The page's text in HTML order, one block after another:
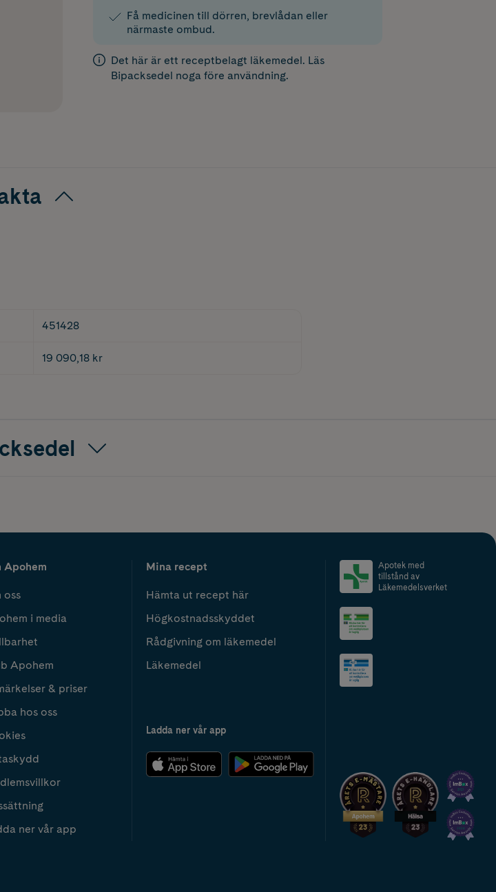
Få medicinen till dörren, brevlådan eller
närmaste ombud.
Det här är ett receptbelagt läkemedel. Läs
Bipacksedel noga före användning.
451428
19 090,18 kr
Apohem
oss
i media
Apohem
& priser
hos oss
ner vår app
Mina recept
Hämta ut recept här
Högkostnadsskyddet
Rådgivning om läkemedel
Läkemedel
Ladda ner vår app
Apotek med
tillstånd av
Läkemedelsverket
2024